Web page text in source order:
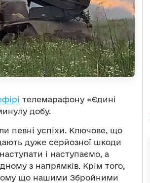
телемарафону «Єдині
добу.
певні успіхи. Ключове, що
дуже серйозної шкоди
і наступаємо, а
з напрямків. Крім того,
тому що нашими Збройними